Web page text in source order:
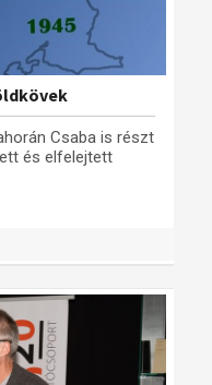
Csaba is részt
és elfelejtett